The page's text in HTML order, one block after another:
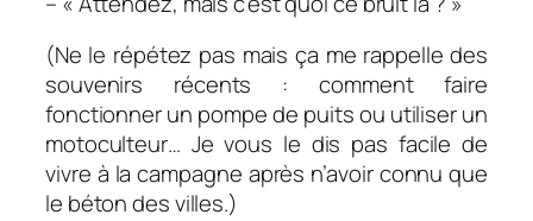
(Ne le répétez pas mais ça me rappelle des
souvenirs récents : comment faire
fonctionner un pompe de puits ou utiliser un
motoculteur… Je vous le dis pas facile de
vivre à la campagne après n’avoir connu que
le béton des villes.)